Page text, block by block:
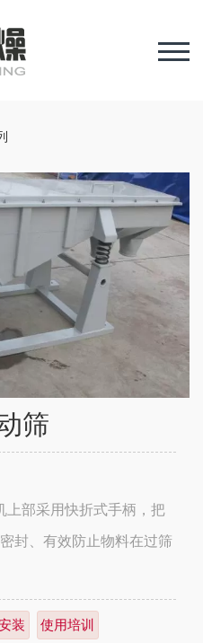
筛
上部采用快折式手柄，把
封、有效防止物料在过筛
装 使用培训